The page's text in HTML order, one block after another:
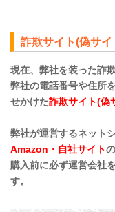
詐欺サイト(偽サ
現在、弊社を装った詐
弊社の電話番号や住所
せかけた詐欺サイト(偽
弊社が運営するネット
Amazon・自社サイト
購入前に必ず運営会社
す。